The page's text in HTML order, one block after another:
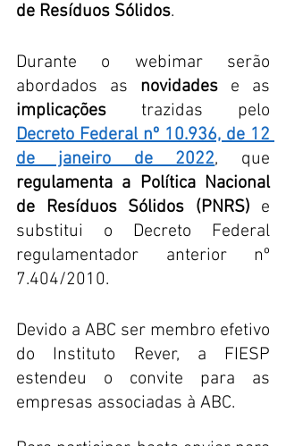
de Resíduos Sólidos.
Durante o webimar serão
abordados as novidades
implicações
Decreto Federal nº 10.936, de 12
de janeiro de 2022
regulamenta a Política Nacional
de Resíduos Sólidos (PNRS) e
substitui o Decreto Federal
regulamentador anterior nº
7.404/2010.
Devido a ABC ser membro efetivo
do Instituto Rever, a FIESP
estendeu o convite para as
empresas associadas à ABC.